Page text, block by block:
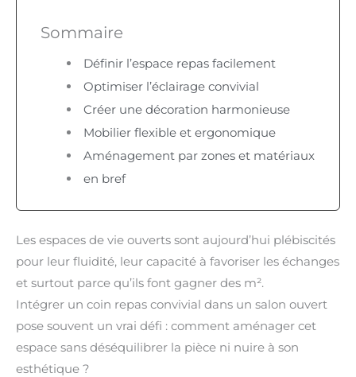
Sommaire
Définir l’espace repas facilement
Optimiser l’éclairage convivial
Créer une décoration harmonieuse
Mobilier flexible et ergonomique
Aménagement par zones et matériaux
en bref
Les espaces de vie ouverts sont aujourd’hui plébiscités
pour leur fluidité, leur capacité à favoriser les échanges
et surtout parce qu’ils font gagner des m².
Intégrer un coin repas convivial dans un salon ouvert
pose souvent un vrai défi : comment aménager cet
espace sans déséquilibrer la pièce ni nuire à son
esthétique ?